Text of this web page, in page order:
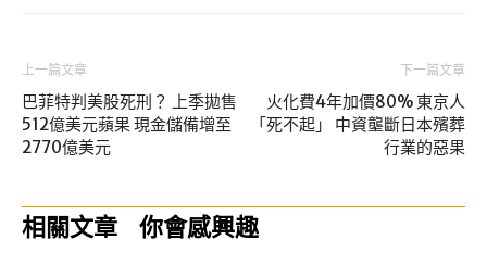
上一篇文章
巴菲特判美股死刑？ 上季拋售
512億美元蘋果 現金儲備增至
2770億美元
下一篇文章
火化費4年加價80% 東京人
「死不起」 中資壟斷日本殯葬
行業的惡果
相關文章 你會感興趣